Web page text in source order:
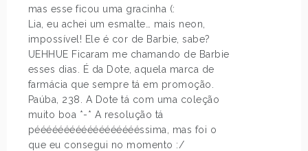
mas esse ficou uma gracinha (:
Lia, eu achei um esmalte… mais neon,
impossível! Ele é cor de Barbie, sabe?
UEHHUE Ficaram me chamando de Barbie
esses dias. É da Dote, aquela marca de
farmácia que sempre tá em promoção.
Paúba, 238. A Dote tá com uma coleção
muito boa *-* A resolução tá
pééééééééééééééééééssima, mas foi o
que eu consegui no momento :/